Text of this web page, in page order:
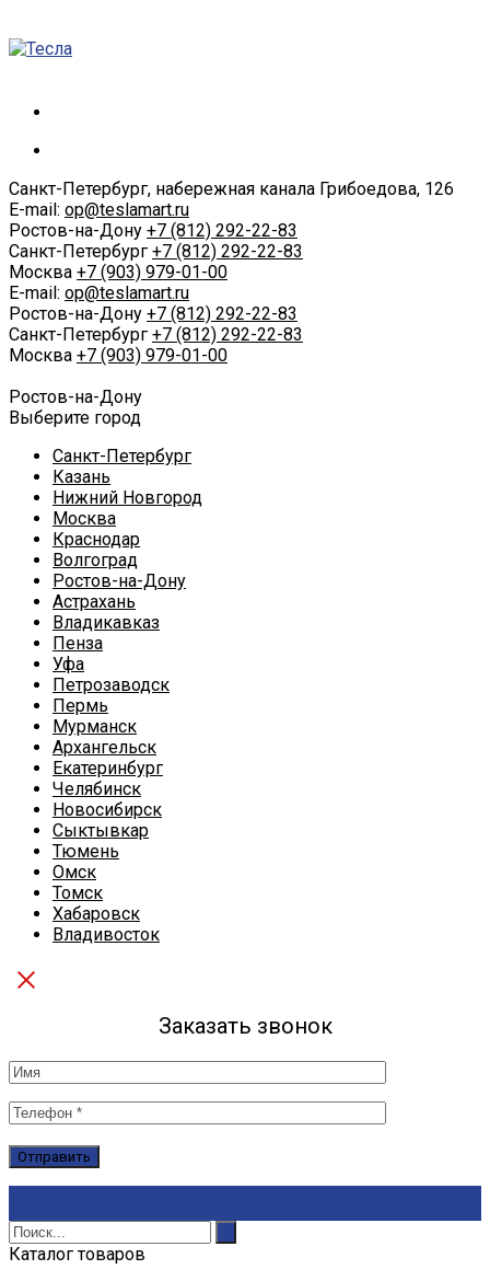
Санкт-Петербург, набережная канала Грибоедова, 126
E-mail: op@teslamart.ru
Ростов-на-Дону +7 (812) 292-22-83
Санкт-Петербург +7 (812) 292-22-83
Москва +7 (903) 979-01-00
E-mail: op@teslamart.ru
Ростов-на-Дону +7 (812) 292-22-83
Санкт-Петербург +7 (812) 292-22-83
Москва +7 (903) 979-01-00
Ростов-на-Дону
Выберите город
Санкт-Петербург
Казань
Нижний Новгород
Москва
Краснодар
Волгоград
Ростов-на-Дону
Астрахань
Владикавказ
Пенза
Уфа
Петрозаводск
Пермь
Мурманск
Архангельск
Екатеринбург
Челябинск
Новосибирск
Сыктывкар
Тюмень
Омск
Томск
Хабаровск
Владивосток
Заказать звонок
Каталог товаров